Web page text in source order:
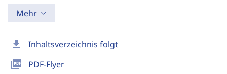
download Inhaltsverzeichnis folgt
picture_as_pdf PDF-Flyer
Mehr